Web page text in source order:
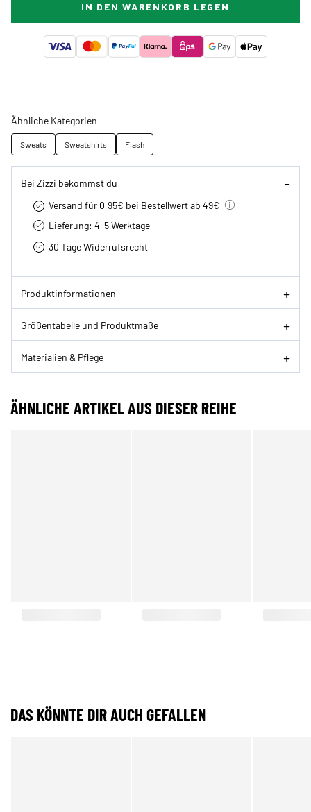
IN DEN WARENKORB LEGEN
Ähnliche Kategorien
Sweats Sweatshirts Flash
Bei Zizzi bekommst du
Versand für 0,95€ bei Bestellwert ab 49€
Lieferung: 4-5 Werktage
30 Tage Widerrufsrecht
Produktinformationen
Größentabelle und Produktmaße
Materialien & Pflege
ÄHNLICHE ARTIKEL AUS DIESER REIHE
DAS KÖNNTE DIR AUCH GEFALLEN